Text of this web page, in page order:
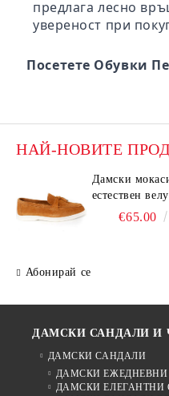
предлага лесно
увереност при
Посетете Обувки
НАЙ-НОВИТЕ
Дамски
естествен
цвят – Vero
€65.00
Абонирай се
ДАМСКИ САНДАЛИ И
ДАМСКИ САНДАЛИ
ДАМСКИ ЕЖЕДНЕВНИ
ДАМСКИ ЕЛЕГАНТНИ